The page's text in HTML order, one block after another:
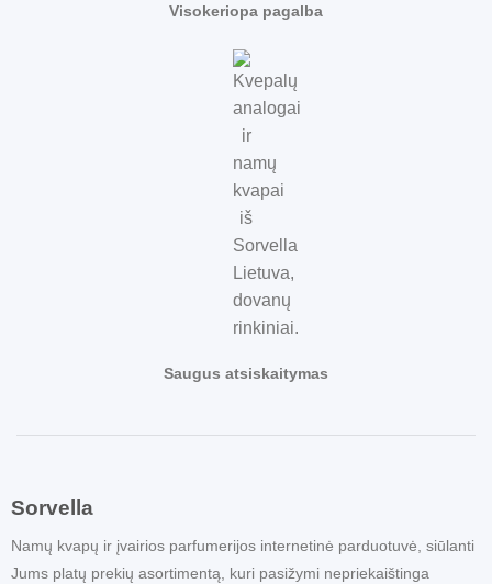
Visokeriopa pagalba
Saugus atsiskaitymas
Sorvella
Namų kvapų ir įvairios parfumerijos internetinė parduotuvė, siūlanti
Jums platų prekių asortimentą, kuri pasižymi nepriekaištinga